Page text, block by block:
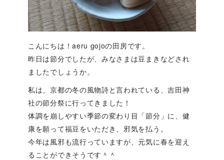
こんにちは！aeru gojoの田房です。
昨日は節分でしたが、みなさまは豆まきなどされ
ましたでしょうか。
私は、京都の冬の風物詩と言われている、吉田神
社の節分祭に行ってきました！
体調を崩しやすい季節の変わり目「節分」に、健
康を願って福豆をいただき、邪気を払う。
今年は風邪も流行っていますが、元気に春を迎え
ることができそうです＾＾